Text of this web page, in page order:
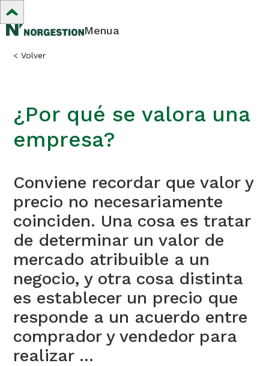
Menua
< Volver
¿Por qué se valora una
empresa?
Conviene recordar que valor y
precio no necesariamente
coinciden. Una cosa es tratar
de determinar un valor de
mercado atribuible a un
negocio, y otra cosa distinta
es establecer un precio que
responde a un acuerdo entre
comprador y vendedor para
realizar ...